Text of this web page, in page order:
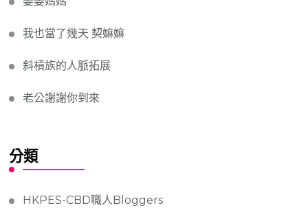
我也當了幾天 契嫲嫲
斜槓族的人脈拓展
老公謝謝你到來
分類
HKPES-CBD職人Bloggers